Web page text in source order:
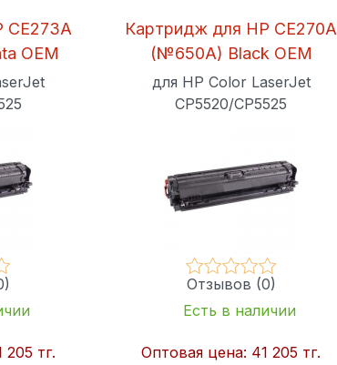
CE273A
OEM
205 тг.
Картридж для HP CE270A
(№650A) Black OEM
для HP Color LaserJet
CP5520/CP5525
Отзывов (0)
Есть в наличии
Оптовая цена: 41 205 тг.